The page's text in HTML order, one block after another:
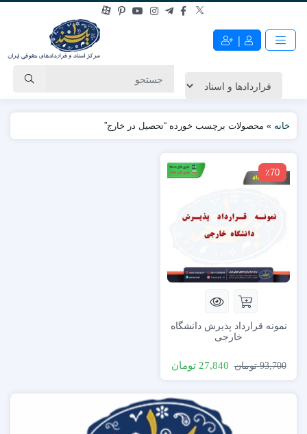
|
خانه » محصولات برچسب خورده “تحصیل در خارج”
٪70
نمونه قرارداد پذیرش دانشگاه
خارجی
93,700 تومان 27,840 تومان